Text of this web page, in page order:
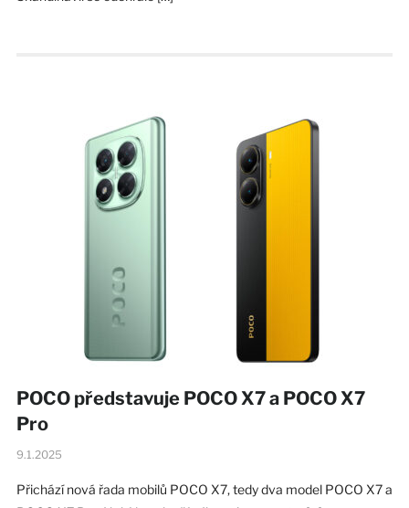
POCO představuje POCO X7 a POCO X7
Pro
9.1.2025
Přichází nová řada mobilů POCO X7, tedy dva model POCO X7 a